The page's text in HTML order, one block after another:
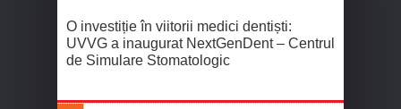
O investiție în viitorii medici dentiști:
UVVG a inaugurat NextGenDent – Centrul
de Simulare Stomatologic